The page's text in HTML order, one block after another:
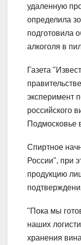
удаленную
определила
подготовила
алкоголя в
Газета
эксперимент
российского
Подмосковье
Спиртное
России", при
продукцию
"Пока мы
наших
хранения